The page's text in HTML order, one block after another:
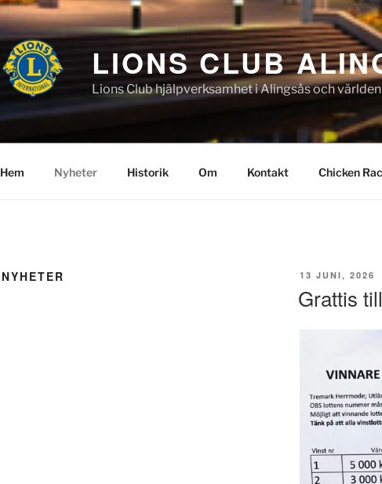
LIONS CLUB
Lions Club hjälpverksamhet i Alingsås och världen
Hem Nyheter Historik Om Kontakt Chicken
NYHETER PUBLICERAT
13 JUNI, 2026
Grattis